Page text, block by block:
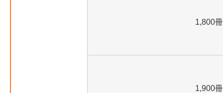
1,800冊
1,900冊